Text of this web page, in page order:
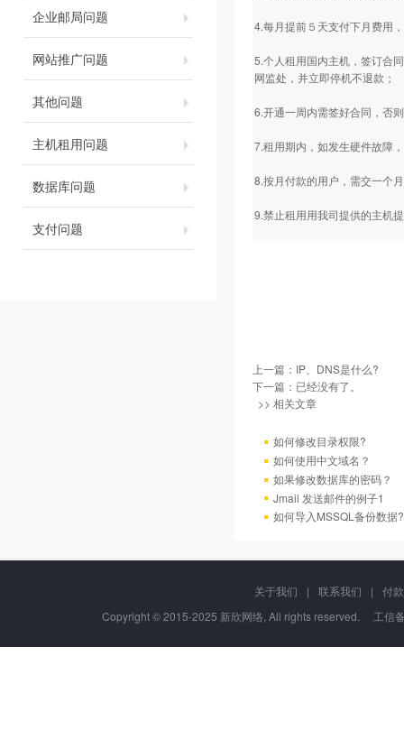
企业邮局问题
网站推广问题
其他问题
主机租用问题
数据库问题
支付问题
4.每月提前５天支付下月费用
5.个人租用国内主机，签订合
网监处，并立即停机不退款；
6.开通一周内需签好合同，否
7.租用期内，如发生硬件故障
8.按月付款的用户，需交一个
9.禁止租用用我司提供的主机
上一篇： IP、DNS是什么?
下一篇：已经没有了。
>> 相关文章
如何修改目录权限?
如何使用中文域名？
如果修改数据库的密码？
Jmail 发送邮件的例子1
如何导入MSSQL备份数据
关于我们 | 联系我们 |
付
Copyright © 2015-2025 新欣网络, All rights reserved. 工信